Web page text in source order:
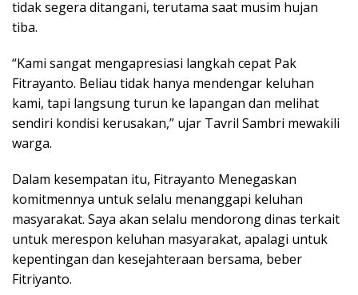
tidak segera ditangani, terutama saat musim hujan
tiba.
“Kami sangat mengapresiasi langkah cepat Pak
Fitrayanto. Beliau tidak hanya mendengar keluhan
kami, tapi langsung turun ke lapangan dan melihat
sendiri kondisi kerusakan,” ujar Tavril Sambri mewakili
warga.
Dalam kesempatan itu, Fitrayanto Menegaskan
komitmennya untuk selalu menanggapi keluhan
masyarakat. Saya akan selalu mendorong dinas terkait
untuk merespon keluhan masyarakat, apalagi untuk
kepentingan dan kesejahteraan bersama, beber
Fitriyanto.